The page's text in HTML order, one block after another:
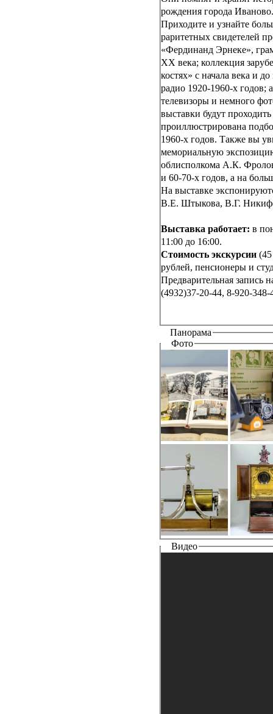
рождения города Иваново.
Приходите и узнайте
раритетных свидетелей
«Фердинанд Эрнеке»,
ХХ века; коллекция
костях» с начала века и
радио 1920-1960-х годов;
телевизоры и немного
выставки будут
проиллюстрирована
1960-х годов. Также вы
мемориальную
облисполкома А.К.
и 60-70-х годов, а на
На выставке
В.Е. Штыкова, В.Г.
Выставка работает: в
11:00 до 16:00.
Стоимость экскурсии
рублей, пенсионеры и
Предварительная запись
(4932)37-20-44, 8-920-
Панорама
Фото
Видео